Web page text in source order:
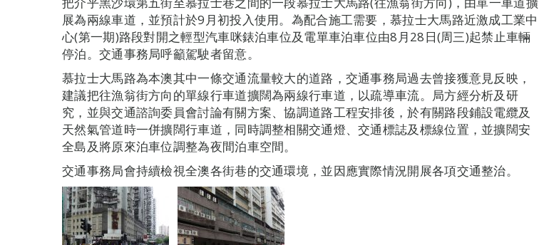
展為兩線車道，並預計於9月初投入使用。為配合施工需要，慕拉士大馬路近激成工業中
心(第一期)路段對開之輕型汽車咪錶泊車位及電單車泊車位由8月28日(周三)起禁止車輛
停泊。交通事務局呼籲駕駛者留意。
慕拉士大馬路為本澳其中一條交通流量較大的道路，交通事務局過去曾接獲意見反映，
建議把往漁翁街方向的單線行車道擴闊為兩線行車道，以疏導車流。局方經分析及研
究，並與交通諮詢委員會討論有關方案、協調道路工程安排後，於有關路段鋪設電纜及
天然氣管道時一併擴闊行車道，同時調整相關交通燈、交通標誌及標線位置，並擴闊安
全島及將原來泊車位調整為夜間泊車空間。
交通事務局會持續檢視全澳各街巷的交通環境，並因應實際情況開展各項交通整治。